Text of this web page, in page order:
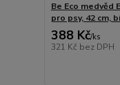
Be Eco medvěd
pro psy, 42 cm,
388 Kč/ks
321 Kč bez DPH